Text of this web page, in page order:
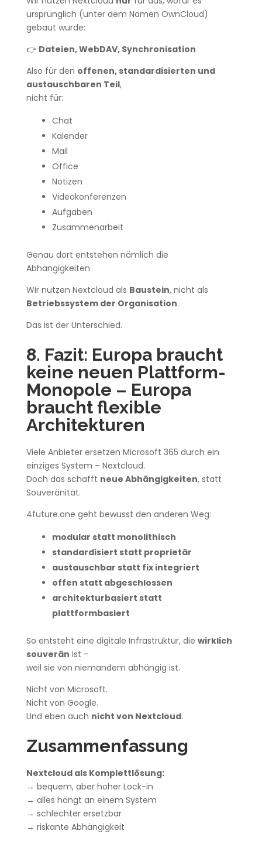
ursprünglich (unter dem Namen OwnCloud)
gebaut wurde:
👉 Dateien, WebDAV, Synchronisation
Also für den offenen, standardisierten und
austauschbaren Teil,
nicht für:
Chat
Kalender
Mail
Office
Notizen
Videokonferenzen
Aufgaben
Zusammenarbeit
Genau dort entstehen nämlich die
Abhängigkeiten.
Wir nutzen Nextcloud als Baustein, nicht als
Betriebssystem der Organisation.
Das ist der Unterschied.
8. Fazit: Europa braucht
keine neuen Plattform-
Monopole – Europa
braucht flexible
Architekturen
Viele Anbieter ersetzen Microsoft 365 durch ein
einziges System – Nextcloud.
Doch das schafft neue Abhängigkeiten, statt
Souveränität.
4future.one geht bewusst den anderen Weg:
modular statt monolithisch
standardisiert statt proprietär
austauschbar statt fix integriert
offen statt abgeschlossen
architekturbasiert statt
plattformbasiert
So entsteht eine digitale Infrastruktur, die wirklich
souverän ist –
weil sie von niemandem abhängig ist.
Nicht von Microsoft.
Nicht von Google.
Und eben auch nicht von Nextcloud.
Zusammenfassung
Nextcloud als Komplettlösung:
→ bequem, aber hoher Lock-in
→ alles hängt an einem System
→ schlechter ersetzbar
→ riskante Abhängigkeit